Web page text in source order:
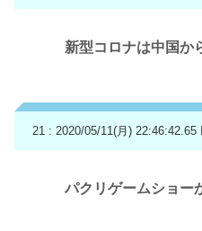
新型コロナは中国か
21 : 2020/05/11(月) 22:46:42.65
パクリゲームショー